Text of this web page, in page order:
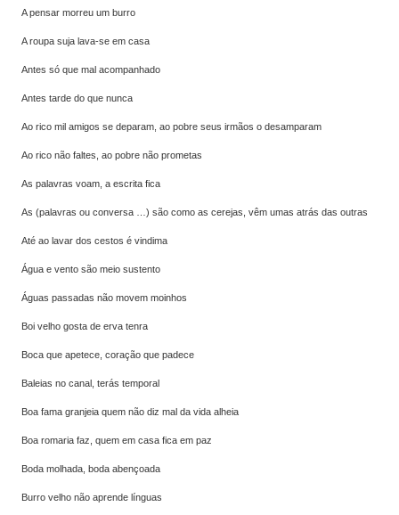
A pensar morreu um burro
A roupa suja lava-se em casa
Antes só que mal acompanhado
Antes tarde do que nunca
Ao rico mil amigos se deparam, ao pobre seus irmãos o desamparam
Ao rico não faltes, ao pobre não prometas
As palavras voam, a escrita fica
As (palavras ou conversa …) são como as cerejas, vêm umas atrás das outras
Até ao lavar dos cestos é vindima
Água e vento são meio sustento
Águas passadas não movem moinhos
Boi velho gosta de erva tenra
Boca que apetece, coração que padece
Baleias no canal, terás temporal
Boa fama granjeia quem não diz mal da vida alheia
Boa romaria faz, quem em casa fica em paz
Boda molhada, boda abençoada
Burro velho não aprende línguas